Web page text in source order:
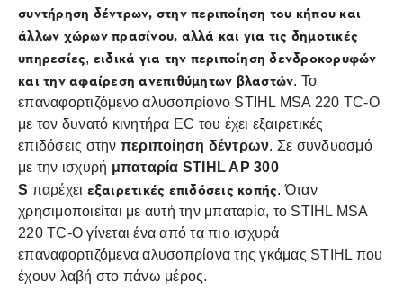
συντήρηση δέντρων, στην περιποίηση του κήπου και
άλλων χώρων πρασίνου, αλλά και για τις δημοτικές
υπηρεσίες, ειδικά για την περιποίηση δενδροκορυφών
και την αφαίρεση ανεπιθύμητων βλαστών. Το
επαναφορτιζόμενο αλυσοπρίονο STIHL MSA 220 TC-O
με τον δυνατό κινητήρα EC του έχει εξαιρετικές
επιδόσεις στην περιποίηση δέντρων. Σε συνδυασμό
με την ισχυρή μπαταρία STIHL AP 300
S παρέχει εξαιρετικές επιδόσεις κοπής. Όταν
χρησιμοποιείται με αυτή την μπαταρία, το STIHL MSA
220 TC-O γίνεται ένα από τα πιο ισχυρά
επαναφορτιζόμενα αλυσοπρίονα της γκάμας STIHL που
έχουν λαβή στο πάνω μέρος.